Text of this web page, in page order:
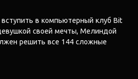
в компьютерный клуб Bit
своей мечты, Мелиндой
решить все 144 сложные